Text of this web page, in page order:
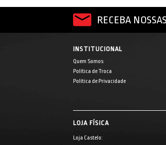
RECEBA
INSTITUCIONAL
Quem Somos
Política de Troca
Política de Privacidade
LOJA FÍSICA
Loja Castelo: